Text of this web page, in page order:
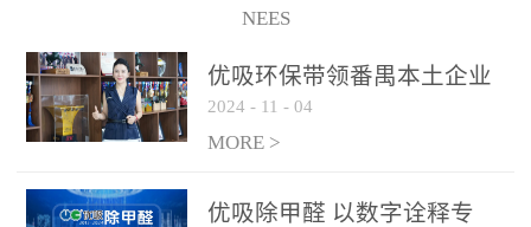
NEES
优吸环保带领番禺本​土企业
勇敢破局向“新”
2024 - 11 - 04
MORE >
优吸除甲醛 以数字诠释专